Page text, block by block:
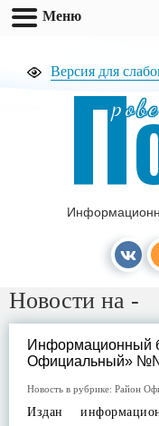
Версия для
П
Новости на -
Информационный
Официальный»
Новость в рубрике: Район
Издан
Меню